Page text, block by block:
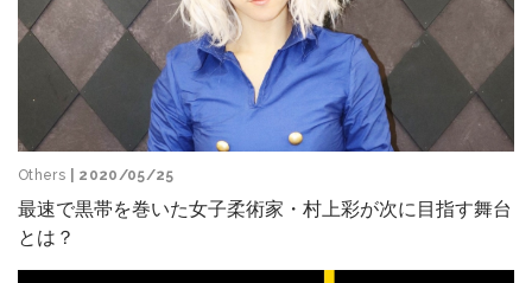
Others | 2020/05/25
最速で黒帯を巻いた女子柔術家・村上彩が次に目指す舞台
とは？